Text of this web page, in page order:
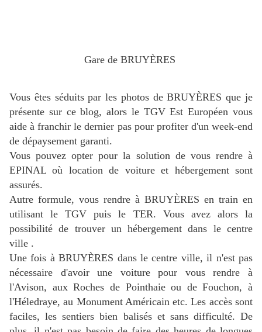
Gare de BRUYÈRES
Vous êtes séduits par les photos de BRUYÈRES que je
présente sur ce blog, alors le TGV Est Européen vous
aide à franchir le dernier pas pour profiter d'un week-end
de dépaysement garanti.
Vous pouvez opter pour la solution de vous rendre à
EPINAL où location de voiture et hébergement sont
assurés.
Autre formule, vous rendre à BRUYÈRES en train en
utilisant le TGV puis le TER. Vous avez alors la
possibilité de trouver un hébergement dans le centre
ville .
Une fois à BRUYÈRES dans le centre ville, il n'est pas
nécessaire d'avoir une voiture pour vous rendre à
l'Avison, aux Roches de Pointhaie ou de Fouchon, à
l'Héledraye, au Monument Américain etc. Les accès sont
faciles, les sentiers bien balisés et sans difficulté. De